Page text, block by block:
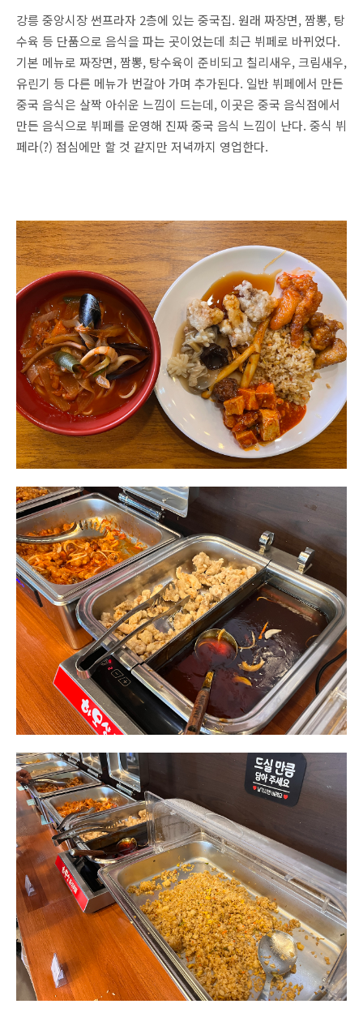
강릉 중앙시장 썬프라자 2층에 있는 중국집. 원래 짜장면, 짬뽕, 탕
수육 등 단품으로 음식을 파는 곳이었는데 최근 뷔페로 바뀌었다.
기본 메뉴로 짜장면, 짬뽕, 탕수육이 준비되고 칠리새우, 크림새우,
유린기 등 다른 메뉴가 번갈아 가며 추가된다. 일반 뷔페에서 만든
중국 음식은 살짝 아쉬운 느낌이 드는데, 이곳은 중국 음식점에서
만든 음식으로 뷔페를 운영해 진짜 중국 음식 느낌이 난다. 중식 뷔
페라(?) 점심에만 할 것 같지만 저녁까지 영업한다.